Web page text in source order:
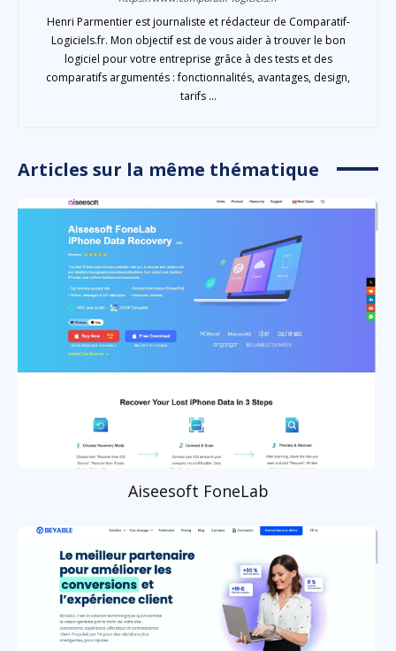
Henri Parmentier est journaliste et rédacteur de Comparatif-
Logiciels.fr. Mon objectif est de vous aider à trouver le bon
logiciel pour votre entreprise grâce à des tests et des
comparatifs argumentés : fonctionnalités, avantages, design,
tarifs ...
Articles sur la même thématique
Aiseesoft FoneLab